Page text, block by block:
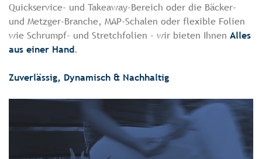
Quickservice- und Takeaway-Bereich oder die Bäcker-
und Metzger-Branche, MAP-Schalen oder flexible Folien
wie Schrumpf- und Stretchfolien - wir bieten Ihnen Alles
aus einer Hand.
Zuverlässig, Dynamisch & Nachhaltig